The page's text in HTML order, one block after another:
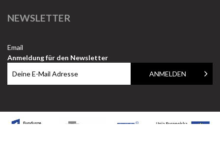
NEWSLETTER
Email
Anmeldung für den Newsletter